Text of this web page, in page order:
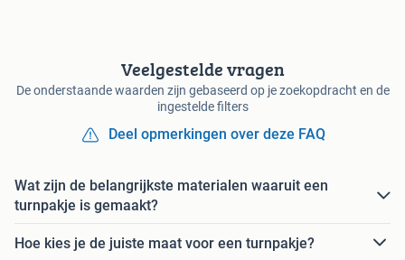
Veelgestelde vragen
De onderstaande waarden zijn gebaseerd op je zoekopdracht en de
ingestelde filters
Deel opmerkingen over deze FAQ
Wat zijn de belangrijkste materialen waaruit een
turnpakje is gemaakt?
Hoe kies je de juiste maat voor een turnpakje?